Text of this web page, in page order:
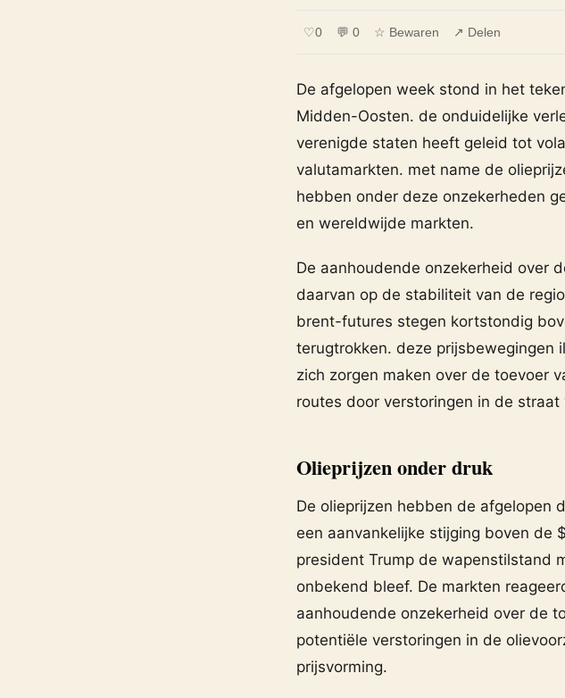
♡0 💬 0 ☆ Bewaren ↗ Delen
De afgelopen week stond in het
Midden-Oosten. de onduidelijke
verenigde staten heeft geleid tot
valutamarkten. met name de
hebben onder deze onzekerheden
en wereldwijde markten.
De aanhoudende onzekerheid over
daarvan op de stabiliteit van de
brent-futures stegen kortstondig
terugtrokken. deze prijsbewegingen
zich zorgen maken over de toevoer
routes door verstoringen in de
Olieprijzen onder druk
De olieprijzen hebben de afgelopen
een aanvankelijke stijging boven de
president Trump de wapenstilstand
onbekend bleef. De markten
aanhoudende onzekerheid over de
potentiële verstoringen in de
prijsvorming.